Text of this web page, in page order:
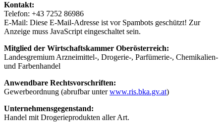
Kontakt:
Telefon: +43 7252 86986
E-Mail: Diese E-Mail-Adresse ist vor Spambots geschützt! Zur
Anzeige muss JavaScript eingeschaltet sein.
Mitglied der Wirtschaftskammer Oberösterreich:
Landesgremium Arzneimittel-, Drogerie-, Parfümerie-, Chemikalien-
und Farbenhandel
Anwendbare Rechtsvorschriften:
Gewerbeordnung (abrufbar unterwww.ris.bka.gv.at)
Unternehmensgegenstand:
Handel mit Drogerieprodukten aller Art.